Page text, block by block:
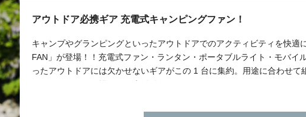
アウトドア必携ギア 充電式キャンピングファン！
キャンプやグランピングといったアウトドアでのアクティビティを快適
FAN」が登場！！充電式ファン・ランタン・ポータブルライト・モバイ
ったアウトドアには欠かせないギアがこの 1 台に集約。用途に合わせて